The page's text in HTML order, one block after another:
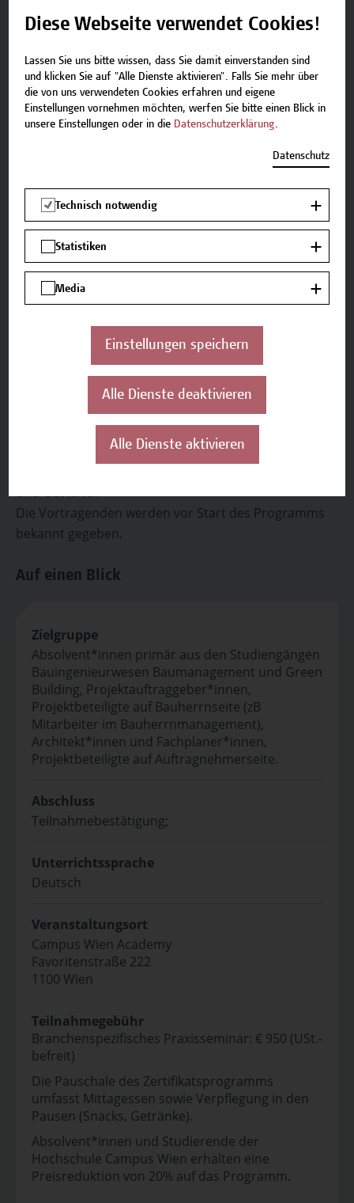
die Grundlagen des Projektmanagements mit den
spezifischen Anforderungen von Bauprojekten zu
verstehen und sie miteinander in Einklang zu
bringen.
Projektmanagementmethoden zu benennen, zu
spezifische Bauprozesse zu konfigurieren, zu
optimieren und zu managen.
die aktuellen innovativen PM-Werkzeuge im
Bauwesen zu definieren.
In diesem Seminar werden folgende Lehr-und
Lernmethoden eingesetzt: Vortrag in
Doppelconference, Diskussion, Austausch, Übungen.
Verantwortliche
und Gestalten
Die Vortragenden werden vor Start des Programms
bekannt gegeben.
Auf einen Blick
Zielgruppe
Absolvent*innen primär aus den Studiengängen
Bauingenieurwesen Baumanagement und Green
Building, Projektauftraggeber*innen,
Projektbeteiligte auf Bauherrnseite (zB
Mitarbeiter im Bauherrnmanagement),
Architekt*innen und Fachplaner*innen,
Projektbeteiligte auf Auftragnehmerseite.
Abschluss
Teilnahmebestätigung;
Unterrichtssprache
Deutsch
Veranstaltungsort
Campus Wien Academy
Favoritenstraße 222
1100 Wien
Teilnahmegebühr
Branchenspezifisches Praxisseminar: € 950 (USt.-
befreit)
Die Pauschale des Zertifikatsprogramms
umfasst Mittagessen sowie Verpflegung in den
Pausen (Snacks, Getränke).
Absolvent*innen und Studierende der
Hochschule Campus Wien erhalten eine
Preisreduktion von 20% auf das Programm.
Diese Webseite verwendet Cookies!
Lassen Sie uns bitte wissen, dass Sie damit einverstanden sind
und klicken Sie auf "Alle Dienste aktivieren". Falls Sie mehr über
die von uns verwendeten Cookies erfahren und eigene
Einstellungen vornehmen möchten, werfen Sie bitte einen Blick in
unsere Einstellungen oder in die Datenschutzerklärung.
Datenschutz
Technisch notwendig
Statistiken
Media
Einstellungen speichern
Alle Dienste deaktivieren
Alle Dienste aktivieren